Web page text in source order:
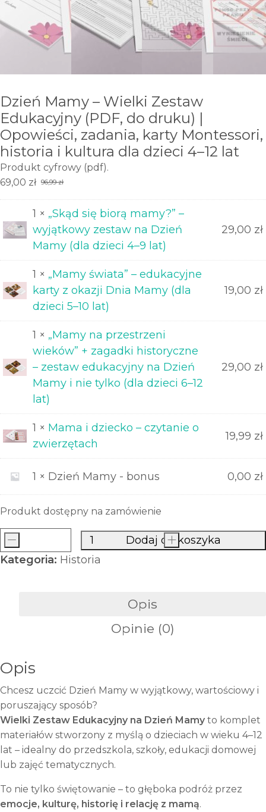
Dzień Mamy – Wielki Zestaw
Edukacyjny (PDF, do druku) |
Opowieści, zadania, karty Montessori,
historia i kultura dla dzieci 4–12 lat
Produkt cyfrowy (pdf).
96,99zł
Pierwotna
cena
wynosiła:
96,99 zł.
69,00 zł
Aktualna
cena
wynosi:
69,00 zł.
1 × „Skąd się biorą mamy?” –
wyjątkowy zestaw na Dzień
Mamy (dla dzieci 4–9 lat)
29,00 zł
1 × „Mamy świata” – edukacyjne
karty z okazji Dnia Mamy (dla
dzieci 5–10 lat)
19,00 zł
1 × „Mamy na przestrzeni
wieków” + zagadki historyczne
– zestaw edukacyjny na Dzień
Mamy i nie tylko (dla dzieci 6–12
lat)
29,00 zł
1 × Mama i dziecko – czytanie o
zwierzętach
19,99 zł
1 × Dzień Mamy - bonus 0,00 zł
Produkt dostępny na zamówienie
ilość
Dzień
(PDF,
do
druku)
|
Opowieści,
zadania,
karty
Montessori,
historia
i
- +
Dodaj do koszyka
Kategoria: Historia
Opis
Opinie (0)
Opis
Chcesz uczcić Dzień Mamy w wyjątkowy, wartościowy i
poruszający sposób?
Wielki Zestaw Edukacyjny na Dzień Mamy to komplet
materiałów stworzony z myślą o dzieciach w wieku 4–12
lat – idealny do przedszkola, szkoły, edukacji domowej
lub zajęć tematycznych.
To nie tylko świętowanie – to głęboka podróż przez
emocje, kulturę, historię i relację z mamą.